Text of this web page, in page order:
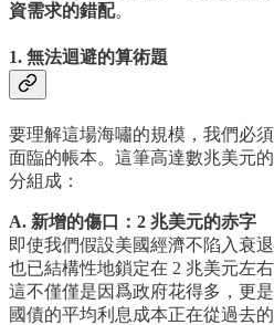
資需求的錯配。
1. 無法迴避的算術題
要理解這場海嘯的規模，我們必
面臨的帳本。這筆高達數兆美元
分組成：
A. 新增的傷口：2 兆美元的赤字
即使我們假設美國經濟不陷入衰
也已結構性地鎖定在 2 兆美元左右
這不僅僅是因爲政府花得多，更
國債的平均利息成本正在從過去